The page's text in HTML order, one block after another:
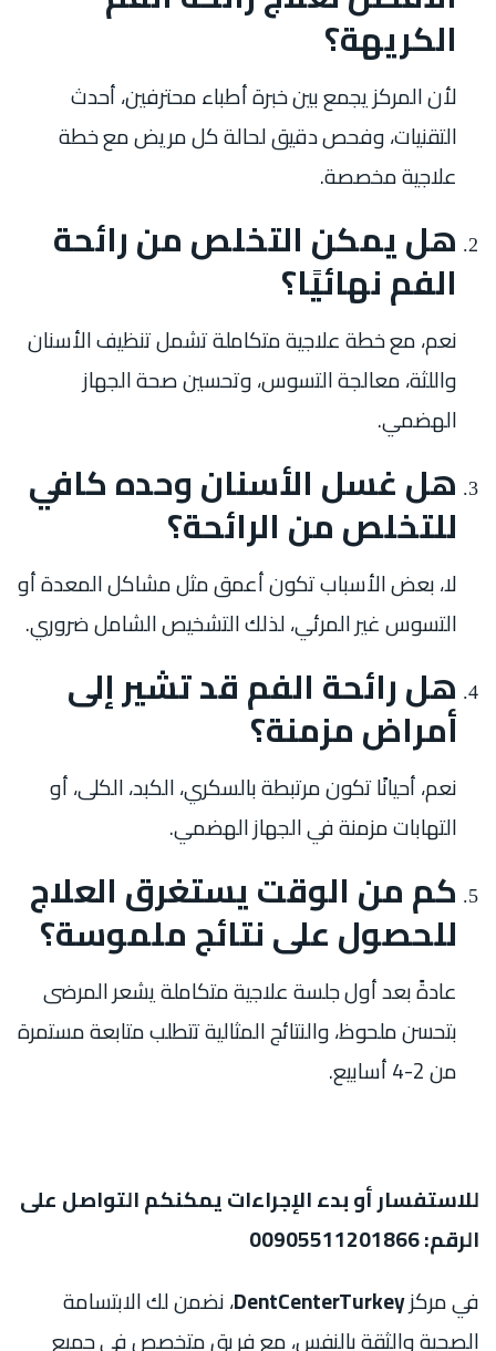
الكريهة؟
لأن المركز يجمع بين خبرة أطباء محترفين، أحدث
التقنيات، وفحص دقيق لحالة كل مريض مع خطة
علاجية مخصصة.
هل يمكن التخلص من رائحة
الفم نهائيًا؟
نعم، مع خطة علاجية متكاملة تشمل تنظيف الأسنان
واللثة، معالجة التسوس، وتحسين صحة الجهاز
الهضمي.
هل غسل الأسنان وحده كافي
للتخلص من الرائحة؟
لا، بعض الأسباب تكون أعمق مثل مشاكل المعدة أو
التسوس غير المرئي، لذلك التشخيص الشامل ضروري.
هل رائحة الفم قد تشير إلى
أمراض مزمنة؟
نعم، أحيانًا تكون مرتبطة بالسكري، الكبد، الكلى، أو
التهابات مزمنة في الجهاز الهضمي.
كم من الوقت يستغرق العلاج
للحصول على نتائج ملموسة؟
عادةً بعد أول جلسة علاجية متكاملة يشعر المرضى
بتحسن ملحوظ، والنتائج المثالية تتطلب متابعة مستمرة
من 2-4 أسابيع.
للاستفسار أو بدء الإجراءات يمكنكم التواصل على
الرقم: 00905511201866
في مركزDentCenterTurkey، نضمن لك الابتسامة
الصحية والثقة بالنفس، مع فريق متخصص في جميع